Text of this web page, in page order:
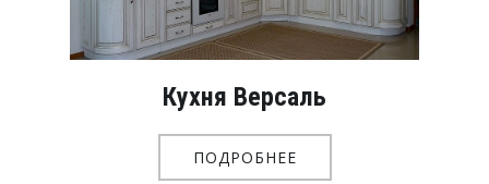
Кухня Версаль
ПОДРОБНЕЕ